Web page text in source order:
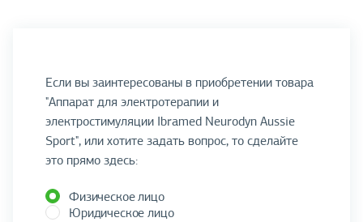
Если вы заинтересованы в приобретении товара
"Аппарат для электротерапии и
электростимуляции Ibramed Neurodyn Aussie
Sport", или хотите задать вопрос, то сделайте
это прямо здесь:
Физическое лицо
Юридическое лицо